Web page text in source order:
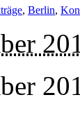
, Berlin,